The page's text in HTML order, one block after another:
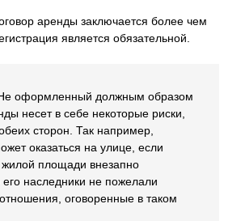
аренды заключается более чем
является обязательной.
оформленный должным образом
несет в себе некоторые риски,
сторон. Так например,
оказаться на улице, если
жилой площади внезапно
его наследники не пожелали
оговоренные в таком